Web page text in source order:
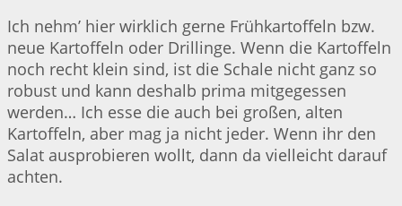
Ich nehm’ hier wirklich gerne Frühkartoffeln bzw.
neue Kartoffeln oder Drillinge. Wenn die Kartoffeln
noch recht klein sind, ist die Schale nicht ganz so
robust und kann deshalb prima mitgegessen
werden… Ich esse die auch bei großen, alten
Kartoffeln, aber mag ja nicht jeder. Wenn ihr den
Salat ausprobieren wollt, dann da vielleicht darauf
achten.